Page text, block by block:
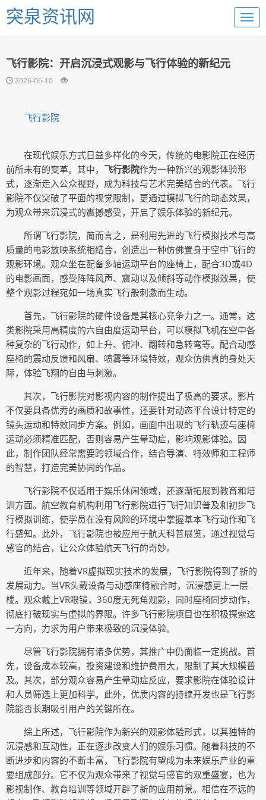
突泉资讯网
飞行影院：开启沉浸式观影与飞行体验的新纪元
2026-06-10
飞行影院
在现代娱乐方式日益多样化的今天，传统的电影院正在经历
前所未有的变革。其中， 飞行影院作为一种新兴的观影体验形
式，逐渐走入公众视野，成为科技与艺术完美结合的代表。飞行
影院不仅突破了平面的视觉限制，更通过模拟飞行的动态效果，
为观众带来沉浸式的震撼感受，开启了娱乐体验的新纪元。
所谓飞行影院，简而言之，是利用先进的飞行模拟技术与高
质量的电影放映系统相结合，创造出一种仿佛置身于空中飞行的
观影环境。观众坐在配备多轴运动平台的座椅上，配合3D或4D
的电影画面，感受阵阵风声、震动以及倾斜等动作模拟效果，使
整个观影过程宛如一场真实飞行般刺激而生动。
首先，飞行影院的硬件设备是其核心竞争力之一。通常，这
类影院采用高精度的六自由度运动平台，可以模拟飞机在空中各
种复杂的飞行动作，如上升、俯冲、翻转和急转弯等。配合动感
座椅的震动反馈和风扇、喷雾等环境特效，观众仿佛真的身处天
际，体验飞翔的自由与刺激。
其次，飞行影院对影视内容的制作提出了极高的要求。影片
不仅要具备优秀的画质和故事性，还要针对动态平台设计特定的
镜头运动和特效同步方案。例如，画面中出现的飞行轨迹与座椅
运动必须精准匹配，否则容易产生晕动症，影响观影体验。因
此，制作团队经常需要跨领域合作，结合导演、特效师和工程师
的智慧，打造完美协同的作品。
飞行影院不仅适用于娱乐休闲领域，还逐渐拓展到教育和培
训方面。航空教育机构利用飞行影院进行飞行知识普及和初步飞
行模拟训练，使学员在没有风险的环境中掌握基本飞行动作和飞
行感知。此外，飞行影院也被应用于航天科普展览，通过视觉与
感官的结合，让公众体验航天飞行的奇妙。
近年来，随着VR虚拟现实技术的发展，飞行影院得到了新的
发展动力。当VR头戴设备与动感座椅融合时，沉浸感更上一层
楼。观众戴上VR眼镜，360度无死角观影，同时座椅同步动作，
彻底打破现实与虚拟的界限。许多飞行影院项目也在积极探索这
一方向，力求为用户带来极致的沉浸体验。
尽管飞行影院拥有诸多优势，其推广中仍面临一定挑战。首
先，设备成本较高，投资建设和维护费用大，限制了其大规模普
及。其次，部分观众容易产生晕动症反应，要求影院在体验设计
和人员筛选上更加科学。此外，优质内容的持续开发也是飞行影
院能否长期吸引用户的关键所在。
综上所述，飞行影院作为新兴的观影体验形式，以其独特的
沉浸感和互动性，正在逐步改变人们的娱乐习惯。随着科技的不
断进步和内容的不断丰富，飞行影院有望成为未来娱乐产业的重
要组成部分。它不仅为观众带来了视觉与感官的双重盛宴，也为
影视制作、教育培训等领域开辟了新的应用前景。相信在不远的